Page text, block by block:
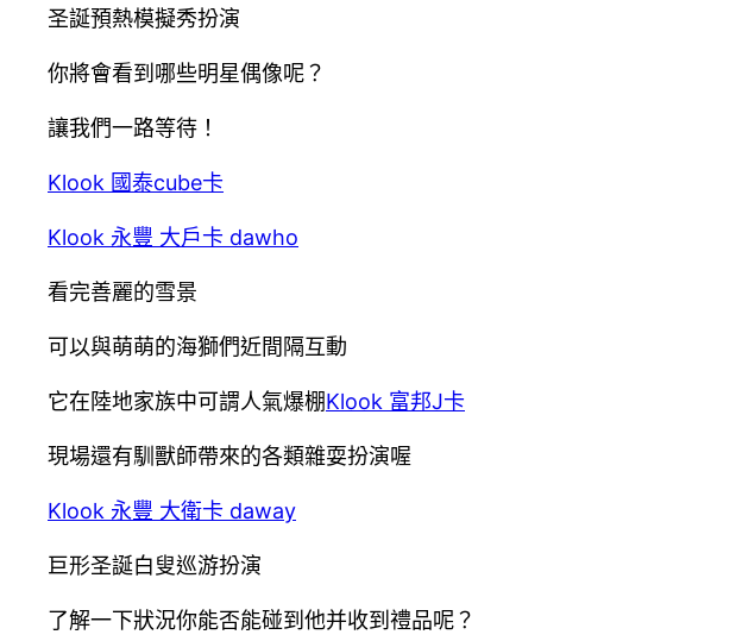
圣誕預熱模擬秀扮演
你將會看到哪些明星偶像呢？
讓我們一路等待！
Klook 國泰cube卡
Klook 永豐 大戶卡 dawho
看完善麗的雪景
可以與萌萌的海獅們近間隔互動
它在陸地家族中可謂人氣爆棚Klook 富邦J卡
現場還有馴獸師帶來的各類雜耍扮演喔
Klook 永豐 大衛卡 daway
巨形圣誕白叟巡游扮演
了解一下狀況你能否能碰到他并收到禮品呢？